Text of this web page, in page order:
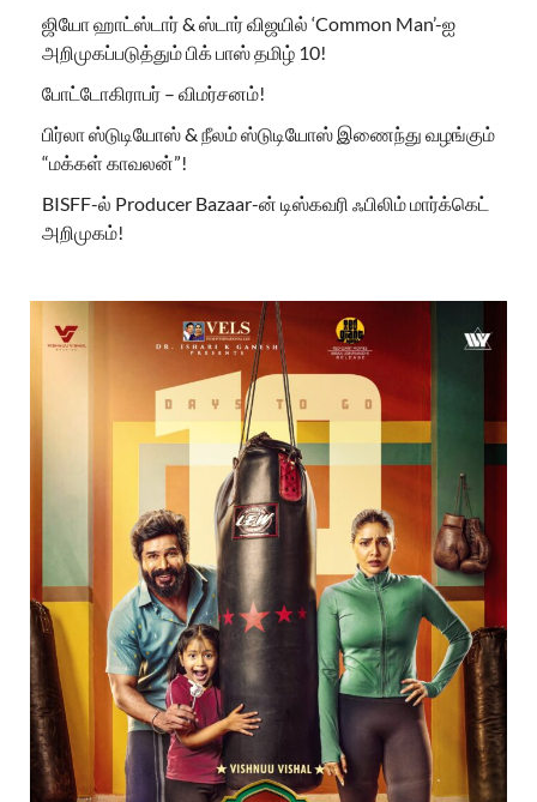
ஜியோ ஹாட்ஸ்டார் & ஸ்டார் விஜயில் ‘Common Man’-ஐ
அறிமுகப்படுத்தும் பிக் பாஸ் தமிழ் 10!
போட்டோகிராபர் – விமர்சனம்!
பிர்லா ஸ்டுடியோஸ் & நீலம் ஸ்டுடியோஸ் இணைந்து வழங்கும்
“மக்கள் காவலன்”!
BISFF-ல் Producer Bazaar-ன் டிஸ்கவரி ஃபிலிம் மார்க்கெட்
அறிமுகம்!